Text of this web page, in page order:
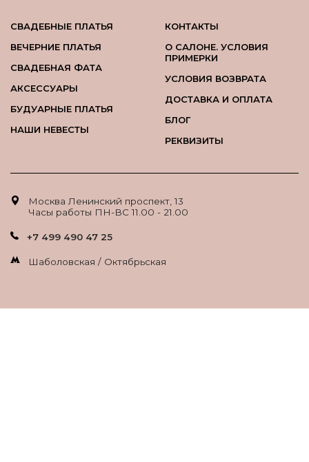
СВАДЕБНЫЕ ПЛАТЬЯ
ВЕЧЕРНИЕ ПЛАТЬЯ
СВАДЕБНАЯ ФАТА
АКСЕССУАРЫ
БУДУАРНЫЕ ПЛАТЬЯ
НАШИ НЕВЕСТЫ
КОНТАКТЫ
О САЛОНЕ. УСЛОВИЯ
ПРИМЕРКИ
УСЛОВИЯ ВОЗВРАТА
ДОСТАВКА И ОПЛАТА
БЛОГ
РЕКВИЗИТЫ
Москва Ленинский проспект, 13
Часы работы ПН-ВС 11.00 - 21.00
+7 499 490 47 25
Шаболовская / Октябрьская